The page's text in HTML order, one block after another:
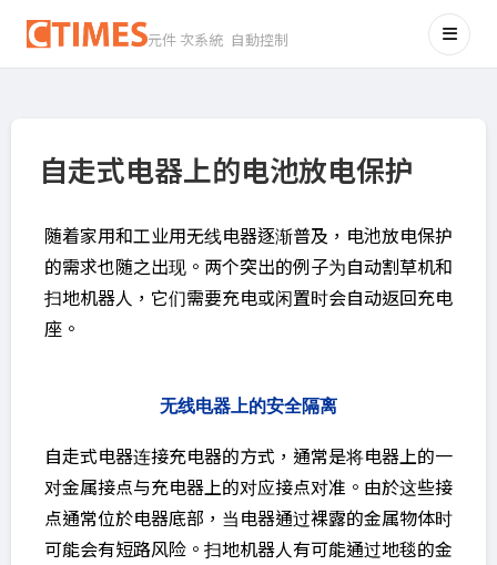
元件 次系統 自動控制
自走式电器上的电池放电保护
随着家用和工业用无线电器逐渐普及，电池放电保护
的需求也随之出现。两个突出的例子为自动割草机和
扫地机器人，它们需要充电或闲置时会自动返回充电
座。
无线电器上的安全隔离
自走式电器连接充电器的方式，通常是将电器上的一
对金属接点与充电器上的对应接点对准。由於这些接
点通常位於电器底部，当电器通过裸露的金属物体时
可能会有短路风险。扫地机器人有可能通过地毯的金